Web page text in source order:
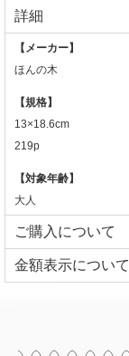
詳細
【メーカー】
ほんの木
【規格】
13×18.6cm
219p
【対象年齢】
大人
ご購入について
⾦額表⽰について